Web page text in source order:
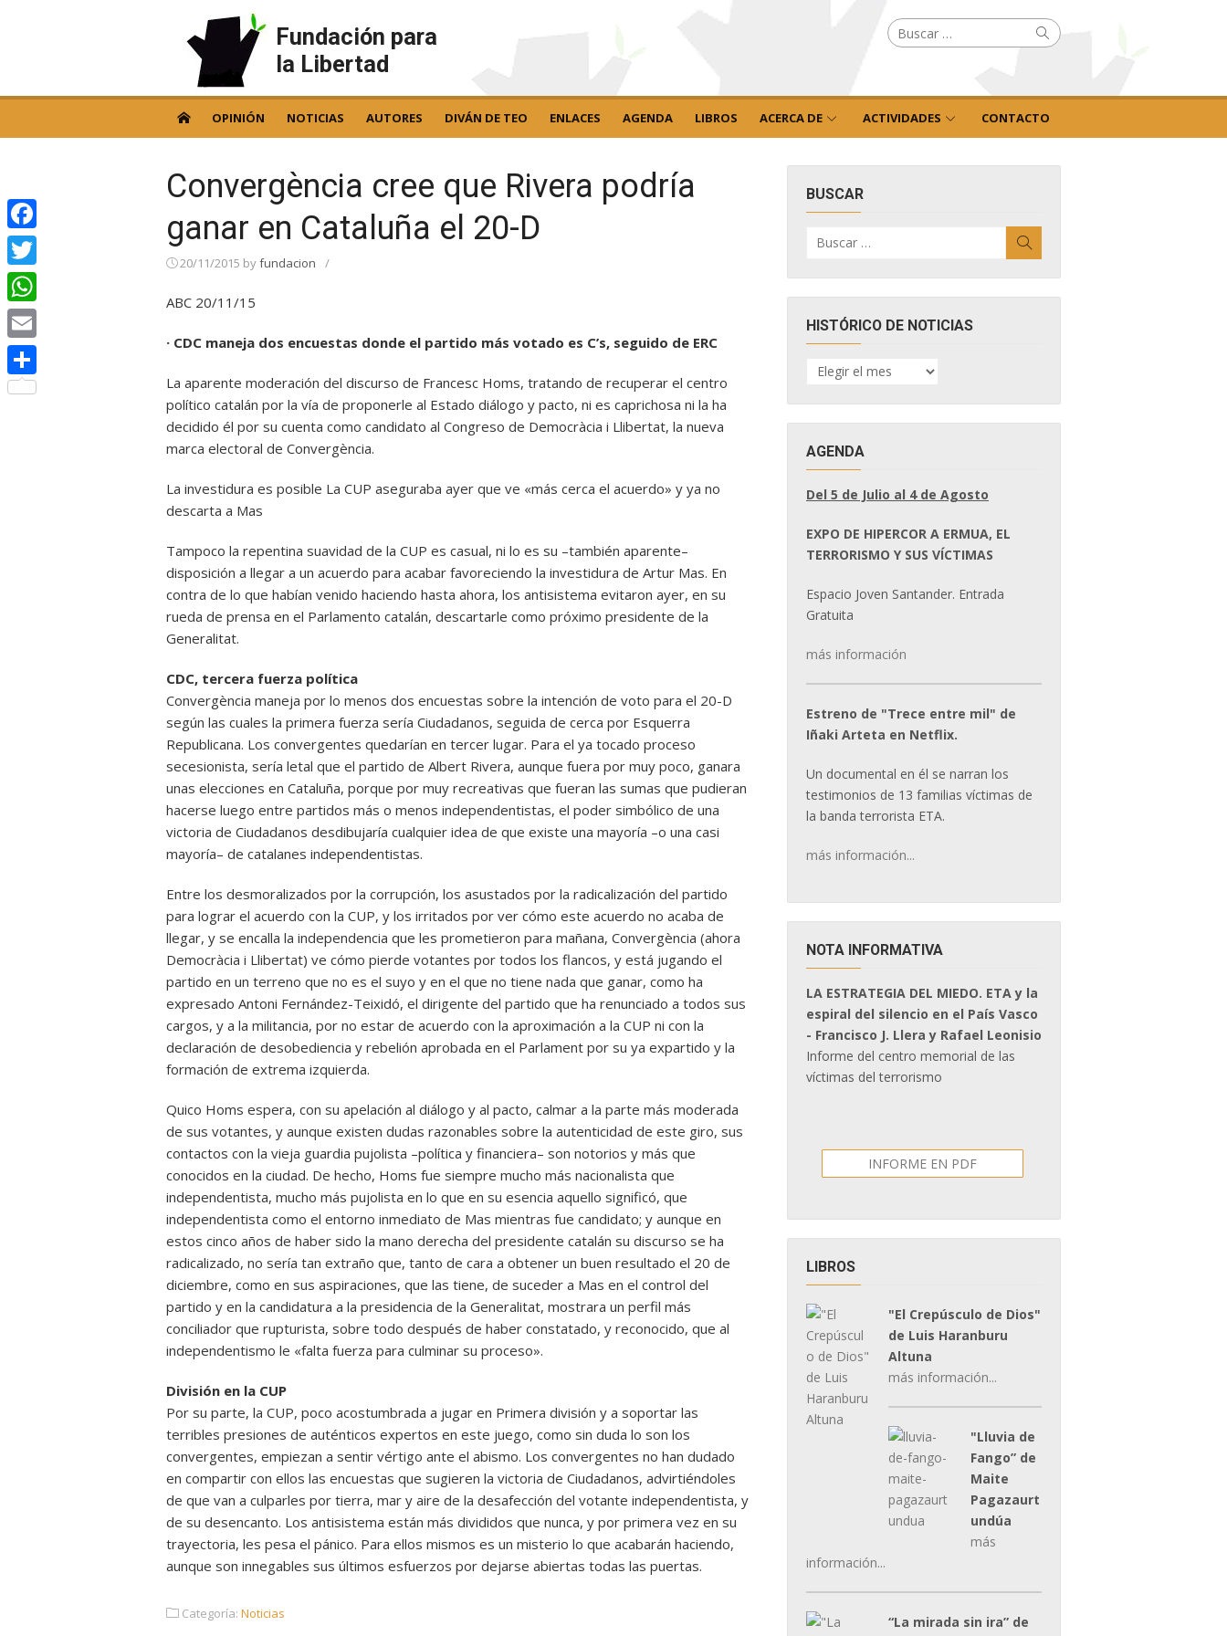
Fundación para
la Libertad
Buscar
por: Buscar
OPINIÓN NOTICIAS AUTORES DIVÁN DE TEO ENLACES AGENDA LIBROS ACERCA DE ACTIVIDADES CONTACTO
Convergència cree que Rivera podría
ganar en Cataluña el 20-D
20/11/2015 byfundacion /
ABC 20/11/15
· CDC maneja dos encuestas donde el partido más votado es C’s, seguido de ERC
La aparente moderación del discurso de Francesc Homs, tratando de recuperar el centro
político catalán por la vía de proponerle al Estado diálogo y pacto, ni es caprichosa ni la ha
decidido él por su cuenta como candidato al Congreso de Democràcia i Llibertat, la nueva
marca electoral de Convergència.
La investidura es posible La CUP aseguraba ayer que ve «más cerca el acuerdo» y ya no
descarta a Mas
Tampoco la repentina suavidad de la CUP es casual, ni lo es su –también aparente–
disposición a llegar a un acuerdo para acabar favoreciendo la investidura de Artur Mas. En
contra de lo que habían venido haciendo hasta ahora, los antisistema evitaron ayer, en su
rueda de prensa en el Parlamento catalán, descartarle como próximo presidente de la
Generalitat.
CDC, tercera fuerza política
Convergència maneja por lo menos dos encuestas sobre la intención de voto para el 20-D
según las cuales la primera fuerza sería Ciudadanos, seguida de cerca por Esquerra
Republicana. Los convergentes quedarían en tercer lugar. Para el ya tocado proceso
secesionista, sería letal que el partido de Albert Rivera, aunque fuera por muy poco, ganara
unas elecciones en Cataluña, porque por muy recreativas que fueran las sumas que pudieran
hacerse luego entre partidos más o menos independentistas, el poder simbólico de una
victoria de Ciudadanos desdibujaría cualquier idea de que existe una mayoría –o una casi
mayoría– de catalanes independentistas.
Entre los desmoralizados por la corrupción, los asustados por la radicalización del partido
para lograr el acuerdo con la CUP, y los irritados por ver cómo este acuerdo no acaba de
llegar, y se encalla la independencia que les prometieron para mañana, Convergència (ahora
Democràcia i Llibertat) ve cómo pierde votantes por todos los flancos, y está jugando el
partido en un terreno que no es el suyo y en el que no tiene nada que ganar, como ha
expresado Antoni Fernández-Teixidó, el dirigente del partido que ha renunciado a todos sus
cargos, y a la militancia, por no estar de acuerdo con la aproximación a la CUP ni con la
declaración de desobediencia y rebelión aprobada en el Parlament por su ya expartido y la
formación de extrema izquierda.
Quico Homs espera, con su apelación al diálogo y al pacto, calmar a la parte más moderada
de sus votantes, y aunque existen dudas razonables sobre la autenticidad de este giro, sus
contactos con la vieja guardia pujolista –política y financiera– son notorios y más que
conocidos en la ciudad. De hecho, Homs fue siempre mucho más nacionalista que
independentista, mucho más pujolista en lo que en su esencia aquello significó, que
independentista como el entorno inmediato de Mas mientras fue candidato; y aunque en
estos cinco años de haber sido la mano derecha del presidente catalán su discurso se ha
radicalizado, no sería tan extraño que, tanto de cara a obtener un buen resultado el 20 de
diciembre, como en sus aspiraciones, que las tiene, de suceder a Mas en el control del
partido y en la candidatura a la presidencia de la Generalitat, mostrara un perfil más
conciliador que rupturista, sobre todo después de haber constatado, y reconocido, que al
independentismo le «falta fuerza para culminar su proceso».
División en la CUP
Por su parte, la CUP, poco acostumbrada a jugar en Primera división y a soportar las
terribles presiones de auténticos expertos en este juego, como sin duda lo son los
convergentes, empiezan a sentir vértigo ante el abismo. Los convergentes no han dudado
en compartir con ellos las encuestas que sugieren la victoria de Ciudadanos, advirtiéndoles
de que van a culparles por tierra, mar y aire de la desafección del votante independentista, y
de su desencanto. Los antisistema están más divididos que nunca, y por primera vez en su
trayectoria, les pesa el pánico. Para ellos mismos es un misterio lo que acabarán haciendo,
aunque son innegables sus últimos esfuerzos por dejarse abiertas todas las puertas.
Categoría: Noticias
BUSCAR
por:
HISTÓRICO DE NOTICIAS
HISTÓRICO
DE
AGENDA
Del 5 de Julio al 4 de Agosto
EXPO DE HIPERCOR A ERMUA, EL
TERRORISMO Y SUS VÍCTIMAS
Espacio Joven Santander. Entrada
Gratuita
más información
Estreno de "Trece entre mil" de
Iñaki Arteta en Netflix.
Un documental en él se narran los
testimonios de 13 familias víctimas de
la banda terrorista ETA.
más información...
NOTA INFORMATIVA
LA ESTRATEGIA DEL MIEDO. ETA y la
espiral del silencio en el País Vasco
- Francisco J. Llera y Rafael Leonisio
Informe del centro memorial de las
víctimas del terrorismo
INFORME EN PDF
LIBROS
"El Crepúsculo de Dios"
de Luis Haranburu
Altuna
más información...
"Lluvia de
Fango” de
Maite
Pagazaurt
undúa
más
información...
“La mirada sin ira” de
Facebook
Twitter
WhatsApp
Email
Compartir